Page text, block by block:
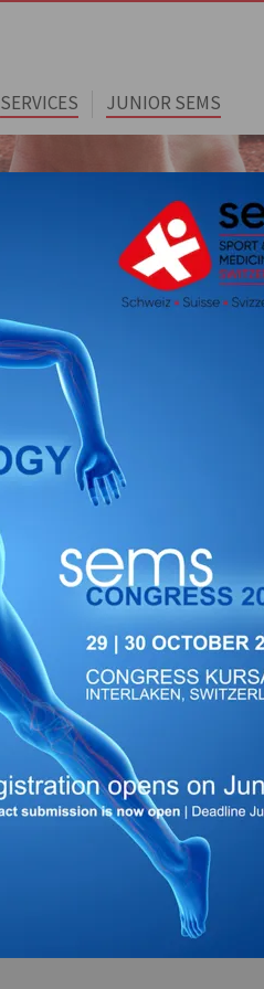
SERVICES JUNIOR SEMS
Retourner à la vue de liste